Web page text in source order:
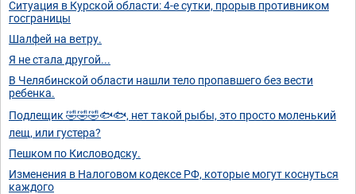
Ситуация в Курской области: 4-е сутки, прорыв противником
госграницы
Шалфей на ветру.
Я не стала другой...
В Челябинской области нашли тело пропавшего без вести
ребенка.
Подлещик 🤣🤣🤣🐟🐟, нет такой рыбы, это просто моленький
лещ, или густера?
Пешком по Кисловодску.
Изменения в Налоговом кодексе РФ, которые могут коснуться
каждого